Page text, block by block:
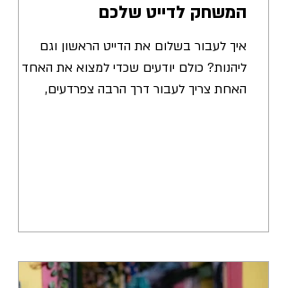
המשחק לדייט שלכם
איך לעבור בשלום את הדייט הראשון וגם
ליהנות? כולם יודעים שכדי למצוא את האחד או
האחת צריך לעבור דרך הרבה צפרדעים,